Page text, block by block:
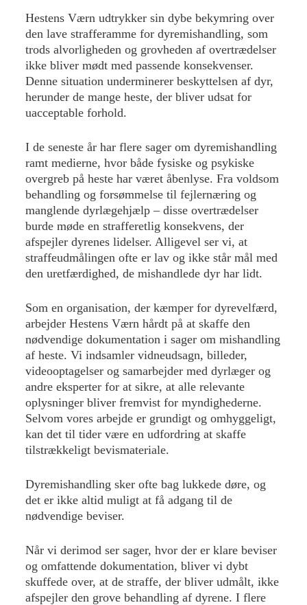
Hestens Værn udtrykker sin dybe bekymring over
den lave strafferamme for dyremishandling, som
trods alvorligheden og grovheden af overtrædelser
ikke bliver mødt med passende konsekvenser.
Denne situation underminerer beskyttelsen af dyr,
herunder de mange heste, der bliver udsat for
uacceptable forhold.
I de seneste år har flere sager om dyremishandling
ramt medierne, hvor både fysiske og psykiske
overgreb på heste har været åbenlyse. Fra voldsom
behandling og forsømmelse til fejlernæring og
manglende dyrlægehjælp – disse overtrædelser
burde møde en strafferetlig konsekvens, der
afspejler dyrenes lidelser. Alligevel ser vi, at
straffeudmålingen ofte er lav og ikke står mål med
den uretfærdighed, de mishandlede dyr har lidt.
Som en organisation, der kæmper for dyrevelfærd,
arbejder Hestens Værn hårdt på at skaffe den
nødvendige dokumentation i sager om mishandling
af heste. Vi indsamler vidneudsagn, billeder,
videooptagelser og samarbejder med dyrlæger og
andre eksperter for at sikre, at alle relevante
oplysninger bliver fremvist for myndighederne.
Selvom vores arbejde er grundigt og omhyggeligt,
kan det til tider være en udfordring at skaffe
tilstrækkeligt bevismateriale.
Dyremishandling sker ofte bag lukkede døre, og
det er ikke altid muligt at få adgang til de
nødvendige beviser.
Når vi derimod ser sager, hvor der er klare beviser
og omfattende dokumentation, bliver vi dybt
skuffede over, at de straffe, der bliver udmålt, ikke
afspejler den grove behandling af dyrene. I flere